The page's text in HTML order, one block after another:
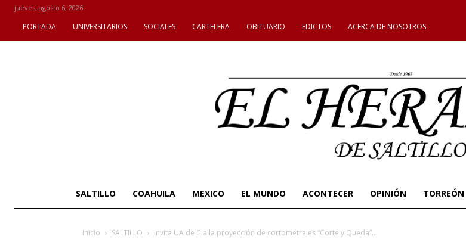
jueves, agosto 6, 2026
PORTADA UNIVERSITARIOS SOCIALES CARTELERA OBITUARIO EDICTOS ACERCA DE NOSOTROS
SALTILLO COAHUILA MEXICO EL MUNDO ACONTECER OPINIÓN TORREÓN
Inicio SALTILLO Invita UA de C a la proyección de cortometrajes “Corte y Queda”...